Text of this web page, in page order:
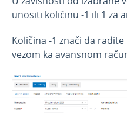
Dopunjene šifre
Veza sa
Februar 2023
Januar 2023
Novosti 2022
unositi količinu -1 ili 1 za
Količina -1 znači da
vezom ka avansnom